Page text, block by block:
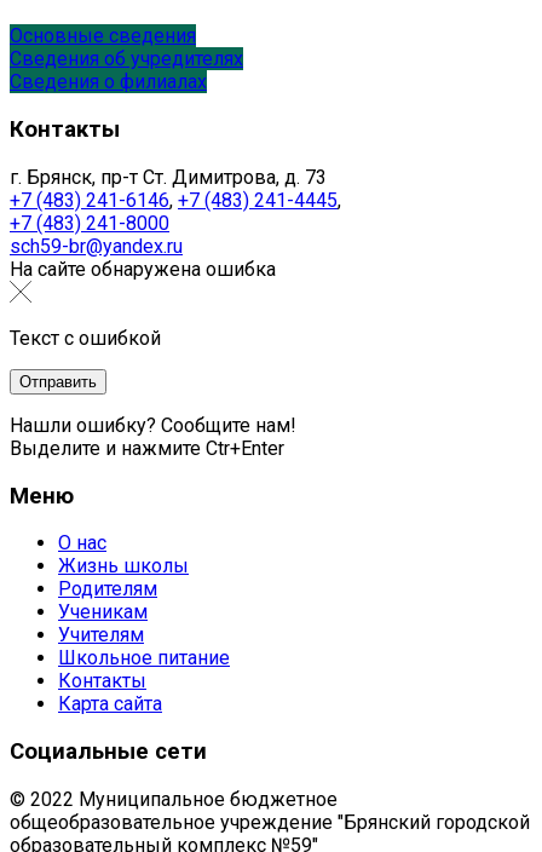
Основные сведения
Сведения об учредителях
Сведения о филиалах
Контакты
г. Брянск, пр-т Ст. Димитрова, д. 73
+7 (483) 241-6146, +7 (483) 241-4445,
+7 (483) 241-8000
sch59-br@yandex.ru
На сайте обнаружена ошибка
Текст с ошибкой
Нашли ошибку? Сообщите нам!
Выделите и нажмите Ctr+Enter
Меню
О нас
Жизнь школы
Родителям
Ученикам
Учителям
Школьное питание
Контакты
Карта сайта
Социальные сети
© 2022 Муниципальное бюджетное
общеобразовательное учреждение "Брянский городской
образовательный комплекс №59"